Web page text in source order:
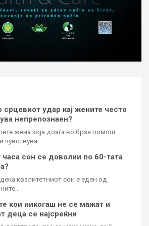
срцевиот удар кај жените често
непрепознаен?
жена која доаѓа во брза помош
чувствува…
часа сон се доволни по 60-тата
квалитетниот сон е еден од
кои никогаш не се мажат и
деца се најсреќни